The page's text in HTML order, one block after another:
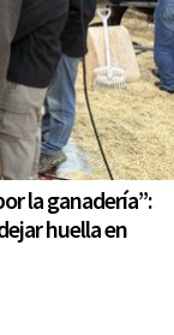
la ganadería”:
huella en